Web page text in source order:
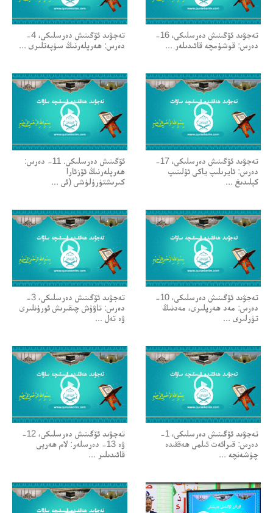
تەجۋىد ئۆگىنىش دەرسلىكى، 16-
دەرس: قوشۇمچە قائىدىلەر ...
تەجۋىد ئۆگىنىش دەرسلىكى، 4-
دەرس: ھەرپلەرنىڭ سۈپەتلىرى ...
تەجۋىد ئۆگىنىش دەرسلىكى، 17-
دەرس: ئايرىلىپ ياكى ئۇلىنىپ
كېلىدىغ ...
ئۆگىنىش دەرسلىكى. 11- دەرس:
ھەرپلەرنىڭ ئۆزئارا
كىرىشتۈرۈلۈشى (ئى ...
تەجۋىد ئۆگىنىش دەرسلىكى، 10-
دەرس: مەد ھەرپلىرى، مەدنىڭ
تۈرلىرى ...
تەجۋىد ئۆگىنىش دەرسلىكى، 3-
دەرس: تاۋۇش چىقىرىش ئورۇنلىرى
ۋە تەل ...
تەجۋىد ئۆگىنىش دەرسلىكى، 1-
دەرس: قىرائەت ئىلمى ھەققىدە
چۈشەنچە ...
تەجۋىد ئۆگىنىش دەرسلىكى، 12-
ۋە 13- دەرسلەر: لام ھەرپى
قائىدىلىر ...